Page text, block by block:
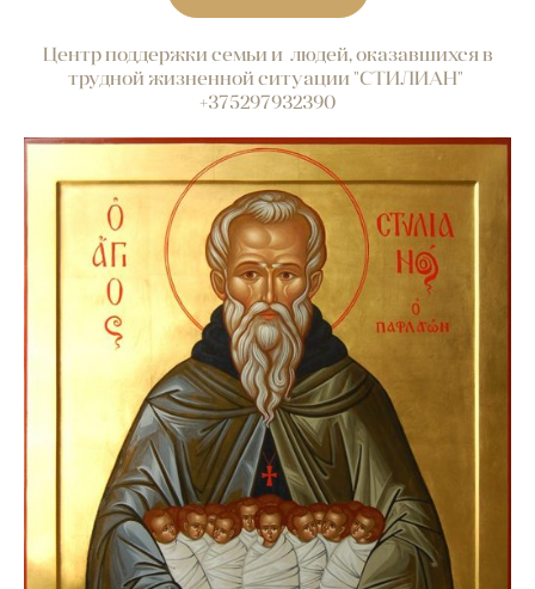
Центр поддержки семьи и людей, оказавшихся в
трудной жизненной ситуации "СТИЛИАН"
+375297932390